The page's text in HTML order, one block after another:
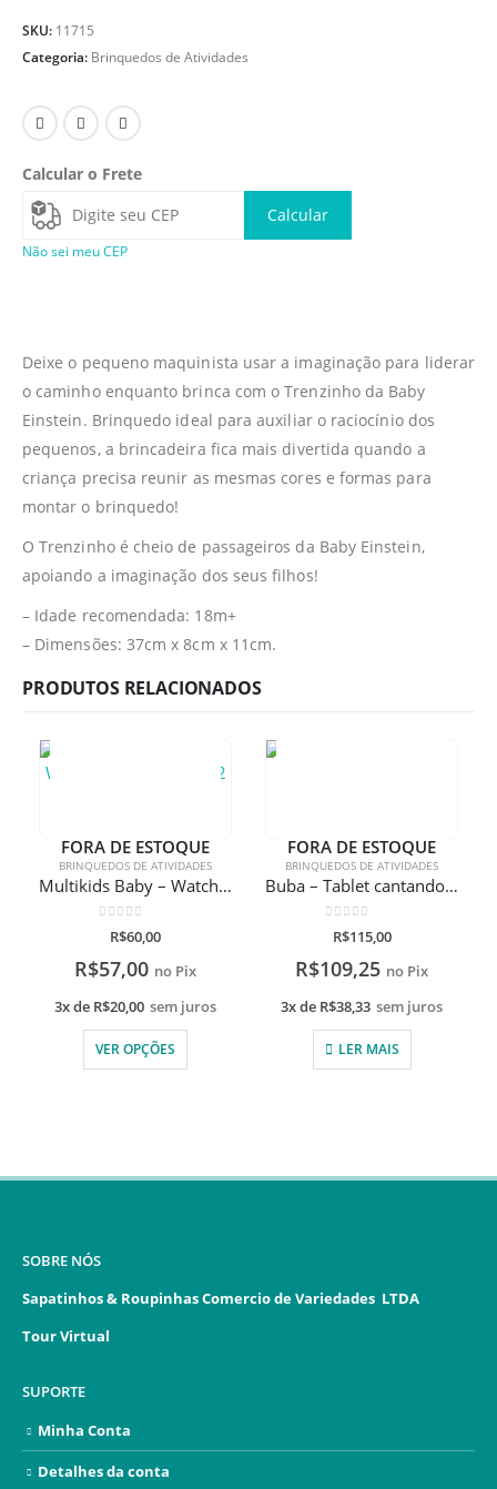
SKU: 11715
Categoria: Brinquedos de Atividades
Calcular o Frete
Calcular
Não sei meu CEP
Deixe o pequeno maquinista usar a imaginação para liderar
o caminho enquanto brinca com o Trenzinho da Baby
Einstein. Brinquedo ideal para auxiliar o raciocínio dos
pequenos, a brincadeira fica mais divertida quando a
criança precisa reunir as mesmas cores e formas para
montar o brinquedo!
O Trenzinho é cheio de passageiros da Baby Einstein,
apoiando a imaginação dos seus filhos!
– Idade recomendada: 18m+
– Dimensões: 37cm x 8cm x 11cm.
PRODUTOS RELACIONADOS
FORA DE ESTOQUE
BRINQUEDOS DE ATIVIDADES
Multikids Baby – Watch Relógio e Robô 2 em 1
de 5
R$60,00
R$57,00 no Pix
3x de R$20,00 sem juros
VER OPÇÕES
FORA DE ESTOQUE
BRINQUEDOS DE ATIVIDADES
Buba – Tablet cantando com os animais
de 5
R$115,00
R$109,25 no Pix
3x de R$38,33 sem juros
LER MAIS
SOBRE NÓS
Sapatinhos & Roupinhas Comercio de Variedades LTDA
Tour Virtual
SUPORTE
Minha Conta
Detalhes da conta